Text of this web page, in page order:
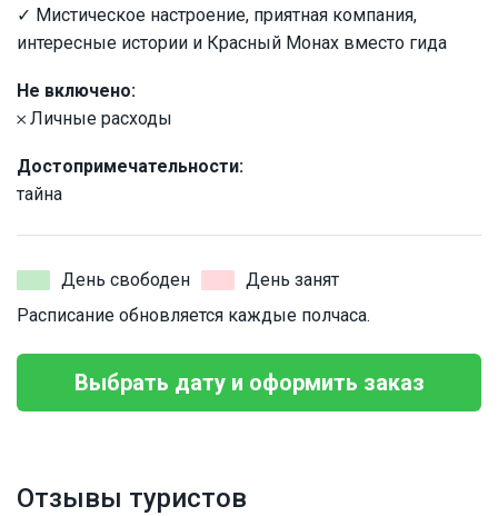
✓ Мистическое настроение, приятная компания,
интересные истории и Красный Монах вместо гида
Не включено:
𐄂 Личные расходы
Достопримечательности:
тайна
День свободен
День занят
Расписание обновляется каждые полчаса.
Выбрать дату и оформить заказ
Отзывы туристов